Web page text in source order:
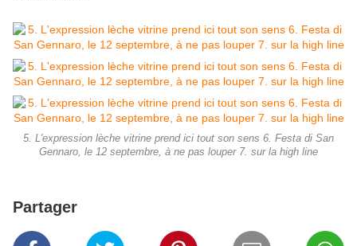
5. L'expression lèche vitrine prend ici tout son sens 6. Festa di San
Gennaro, le 12 septembre, à ne pas louper 7. sur la high line
Partager